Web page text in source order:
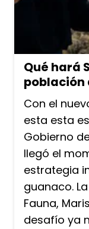
Qué hará
población
Con el
esta esta
Gobierno
llegó el
estrategia
guanaco.
Fauna,
desafío ya